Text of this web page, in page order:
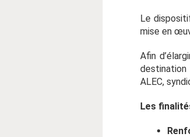
Le
mise en
Afin
destination
ALEC,
Les